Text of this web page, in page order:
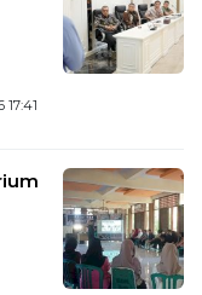
17:41